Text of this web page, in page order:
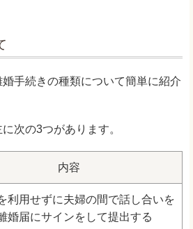
手続きの種類について簡単に紹介
次の3つがあります。
内容
利用せずに夫婦の間で話し合いを
婚届にサインをして提出する